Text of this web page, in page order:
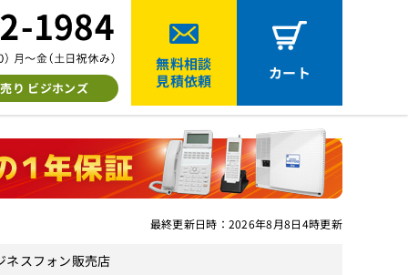
り ビジホンズ
無料相談
見積依頼
カート
最終更新日時：2026年8月8日4時更新
スフォン販売店